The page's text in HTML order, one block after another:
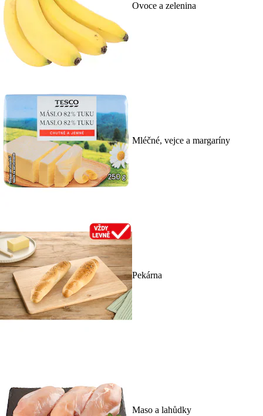
Ovoce a zelenina
Mléčné, vejce a margaríny
Pekárna
Maso a lahůdky